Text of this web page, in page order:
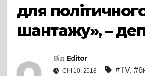
для
шантажу», –
Від Editor
СІЧ 10, 2018 #TV,